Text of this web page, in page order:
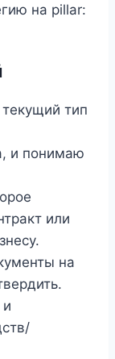
на pillar:
тип
и понимаю
или
на